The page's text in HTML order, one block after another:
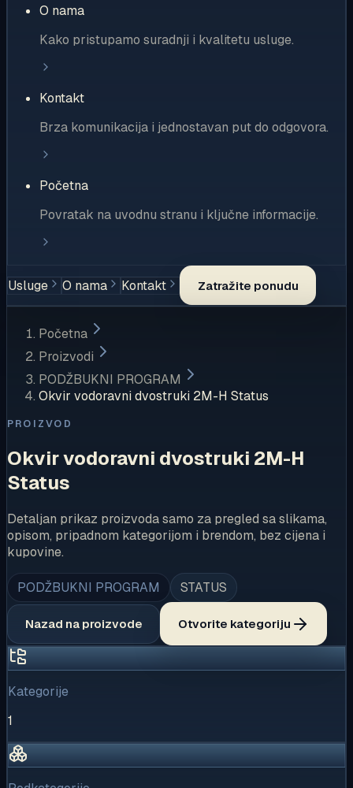
O nama
Kako pristupamo suradnji i kvalitetu usluge.
Kontakt
Brza komunikacija i jednostavan put do odgovora.
Početna
Povratak na uvodnu stranu i ključne informacije.
Usluge O nama Kontakt Zatražite ponudu
Početna
Proizvodi
PODŽBUKNI PROGRAM
Okvir vodoravni dvostruki 2M-H Status
PROIZVOD
Okvir vodoravni dvostruki 2M-H
Status
Detaljan prikaz proizvoda samo za pregled sa slikama,
opisom, pripadnom kategorijom i brendom, bez cijena i
kupovine.
PODŽBUKNI PROGRAM STATUS
Nazad na proizvode Otvorite kategoriju
Kategorije
1